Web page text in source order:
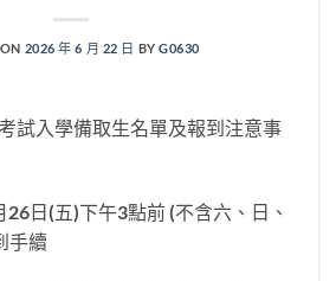
2026 年 6 月 22 日 BYG0630
試入學備取生名單及報到注意事
日(五)下午3點前 (不含六、日、
手續